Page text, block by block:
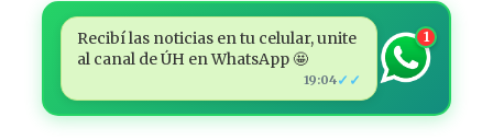
Recibí las noticias en tu celular, unite
al canal de ÚH en WhatsApp 🤩
19:04✓✓
1